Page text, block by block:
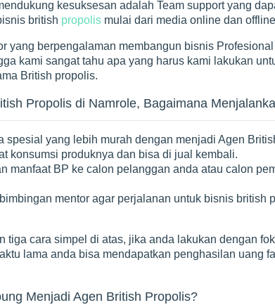
kesuksesan adalah Team support yang
british propolis mulai dari media online dan
yang berpengalaman membangun bisnis
kami sangat tahu apa yang harus kami lakukan
British propolis.
Propolis di Namrole, Bagaimana
spesial yang lebih murah dengan menjadi Agen
konsumsi produknya dan bisa di jual kembali.
manfaat BP ke calon pelanggan anda atau calon
mentor agar perjalanan untuk bisnis british
tiga cara simpel di atas, jika anda lakukan dengan
lama anda bisa mendapatkan penghasilan uang
Menjadi Agen British Propolis?